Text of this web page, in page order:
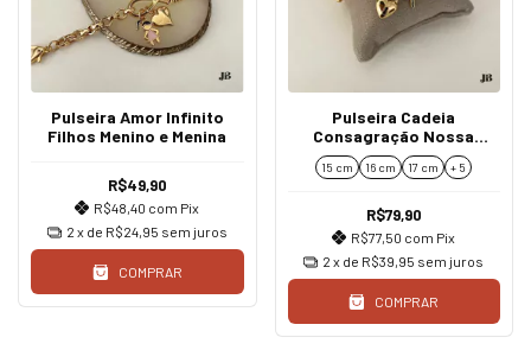
Pulseira Amor Infinito
Filhos Menino e Menina
R$49,90
R$48,40 com Pix
2 x de R$24,95 sem juros
COMPRAR
Pulseira Cadeia
Consagração Nossa
Senhora das Graças
15 cm 16 cm 17 cm + 5
R$79,90
R$77,50 com Pix
2 x de R$39,95 sem juros
COMPRAR